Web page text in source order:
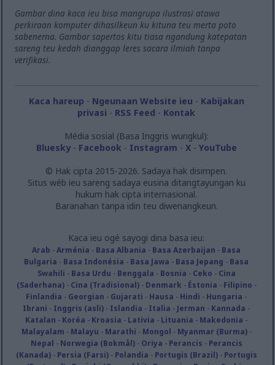
Gambar dina kaca ieu bisa mangrupa ilustrasi atawa
perkiraan komputer dihasilkeun ku kituna teu merta poto
sabenerna. Gambar sapertos kitu tiasa ngandung katepatan
sareng teu kedah dianggap leres sacara ilmiah tanpa
verifikasi.
Kaca hareup - Ngeunaan Website ieu - Kabijakan
privasi - RSS Feed - Kontak
Média sosial (Basa Inggris wungkul):
Bluesky- Facebook - Instagram - X- YouTube
© Hak cipta 2015-2026. Sadaya hak disimpen.
Situs wéb ieu sareng sadaya eusina ditangtayungan ku
hukum hak cipta internasional.
Baranahan tanpa idin teu diwenangkeun.
Kaca ieu ogé sayogi dina basa ieu:
Arab -Arménia - Basa Albania - Basa Azerbaijan - Basa
Bulgaria - Basa Indonésia - Basa Jawa - Basa Jepang - Basa
Swahili - Basa Urdu - Benggala - Bosnia - Ceko - Cina
(Saderhana)- Cina (Tradisional)- Denmark - Éstonia - Filipino -
Finlandia - Georgian - Gujarati - Hausa - Hindi - Hungaria -
Ibrani - Inggris (asli) - Islandia - Italia - Jerman - Kannada -
Katalan - Koréa - Kroasia - Lativia - Lituania - Makedonia -
Malayalam - Malayu - Marathi - Mongol - Myanmar (Burma)-
Nepal - Norwegia (Bokmål)- Oriya - Perancis - Perancis
(Kanada)- Persia (Farsi)- Polandia - Portugis (Brazil)- Portugis